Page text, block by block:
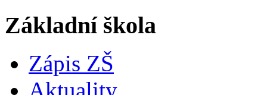
Základní škola
Zápis ZŠ